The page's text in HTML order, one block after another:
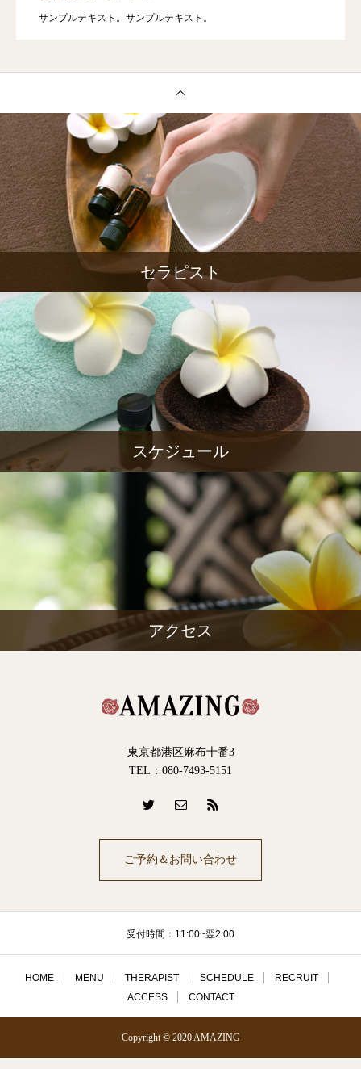
サンプルテキスト。サンプルテキスト。
セラピスト
スケジュール
アクセス
東京都港区麻布十番3
TEL：080-7493-5151
ご予約＆お問い合わせ
受付時間：11:00~翌2:00
HOME MENU THERAPIST SCHEDULE
RECRUIT
ACCESS
CONTACT
Copyright © 2020 AMAZING